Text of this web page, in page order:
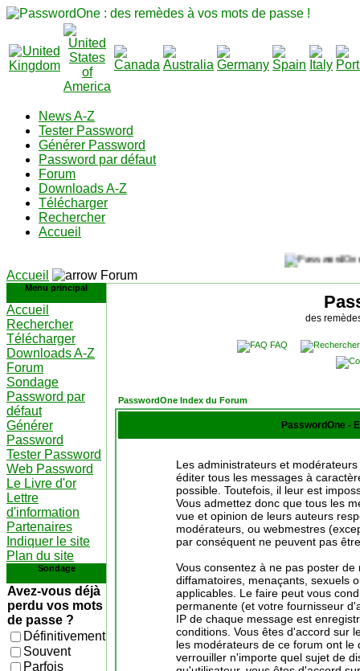
News A-Z
Tester Password
Générer Password
Password par défaut
Forum
Downloads A-Z
Télécharger
Rechercher
Accueil
Accueil Forum
Menu principal
Accueil
Rechercher
Télécharger
Downloads A-Z
Forum
Sondage
Password par
défaut
Générer
Password
Tester Password
Web Password
Le Livre d'or
Lettre
d'information
Partenaires
Indiquer le site
Plan du site
Sondage
Avez-vous déjà
perdu vos mots
de passe ?
Définitivement
Souvent
Parfois
des
FAQ
PasswordOne Index du Forum
PasswordOne -
Les administrateurs et
éditer tous les messages à
possible. Toutefois, il leur est
Vous admettez donc que tous les
vue et opinion de leurs auteurs
modérateurs, ou webmestres
par conséquent ne peuvent pas
Vous consentez à ne pas poster
diffamatoires, menaçants, sexuels
applicables. Le faire peut vous
permanente (et votre fournisseur
IP de chaque message est
conditions. Vous êtes d'accord sur
les modérateurs de ce forum ont
verrouiller n'importe quel sujet de